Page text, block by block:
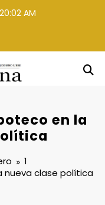
AM
en la
1
nueva clase política